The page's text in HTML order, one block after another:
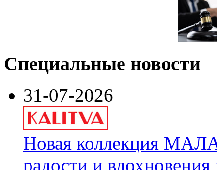
Специальные новости
31-07-2026
Новая коллекция
радости и